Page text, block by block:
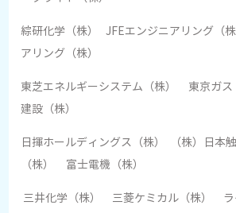
綜研化学（株） JFEエンジニアリング（
アリング（株）
東芝エネルギーシステム（株） 東京ガ
建設（株）
日揮ホールディングス（株） （株）日
（株） 富士電機（株）
三井化学（株） 三菱ケミカル（株） ラ